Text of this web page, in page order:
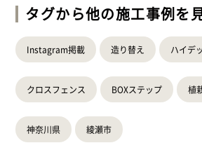
タグから他の施工事例を
Instagram掲載 造り替え ハイデ
クロスフェンス BOXステップ 植
神奈川県 綾瀬市